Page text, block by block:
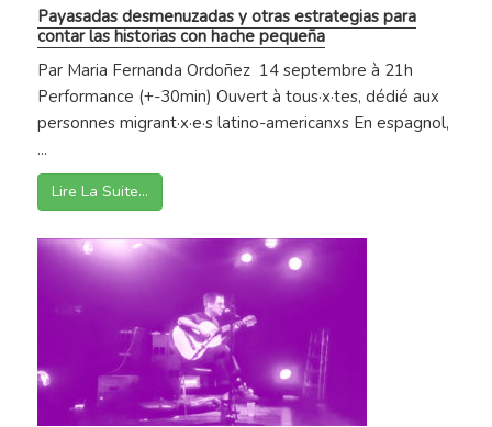
Payasadas desmenuzadas y otras estrategias para
contar las historias con hache pequeña
Par Maria Fernanda Ordoñez 14 septembre à 21h
Performance (+-30min) Ouvert à tous·x·tes, dédié aux
personnes migrant·x·e·s latino-americanxs En espagnol,
...
Lire La Suite…